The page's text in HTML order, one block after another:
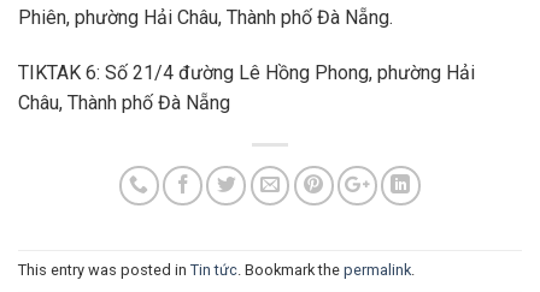
Phiên, phường Hải Châu, Thành phố Đà Nẵng.
TIKTAK 6: Số 21/4 đường Lê Hồng Phong, phường Hải
Châu, Thành phố Đà Nẵng
This entry was posted in Tin tức. Bookmark the permalink.